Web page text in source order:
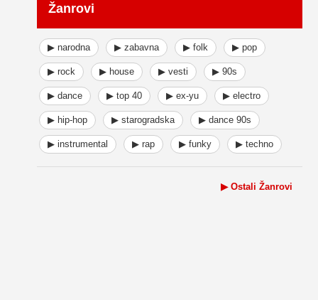
Žanrovi
▶ narodna ▶ zabavna ▶ folk ▶ pop
▶ rock ▶ house ▶ vesti ▶ 90s
▶ dance ▶ top 40 ▶ ex-yu ▶ electro
▶ hip-hop ▶ starogradska ▶ dance 90s
▶ instrumental ▶ rap ▶ funky ▶ techno
▶ Ostali Žanrovi